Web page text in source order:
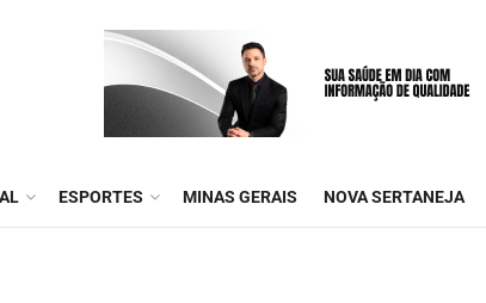
ESPORTES MINAS GERAIS NOVA SERTANEJA